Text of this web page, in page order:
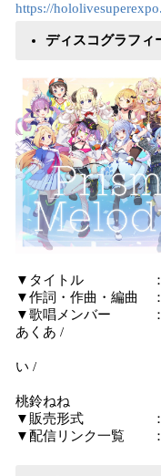
https://
ディスコグラフィ
▼タイトル ：
▼作詞・作曲・編曲
▼歌唱メンバー ：夜
あくあ /
大空スバル /
い /
兎田ぺこら /
桃鈴ねね
▼販売形式 ：デ
▼配信リンク一覧 ：